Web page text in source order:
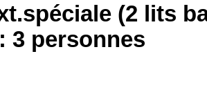
(2 lits
3 personnes